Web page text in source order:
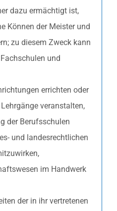
dazu ermächtigt ist,
Können der Meister und
zu diesem Zweck kann
und
errichten oder
veranstalten,
der Berufsschulen
und landesrechtlichen
im Handwerk
der in ihr vertretenen